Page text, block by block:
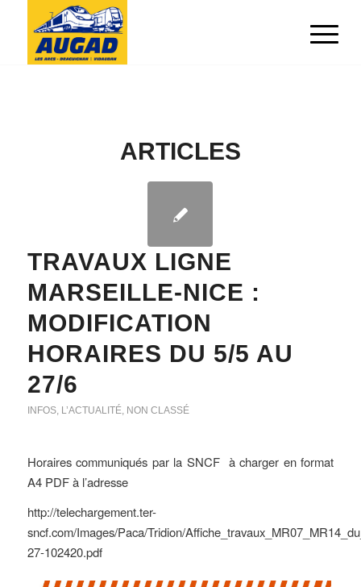
ARTICLES
TRAVAUX LIGNE
MARSEILLE-NICE :
MODIFICATION
HORAIRES DU 5/5 AU
27/6
INFOS, L’ACTUALITÉ, NON CLASSÉ
Horaires communiqués par la SNCF à charger en format
A4 PDF à l’adresse
http://telechargement.ter-
sncf.com/Images/Paca/Tridion/
27-102420.pdf